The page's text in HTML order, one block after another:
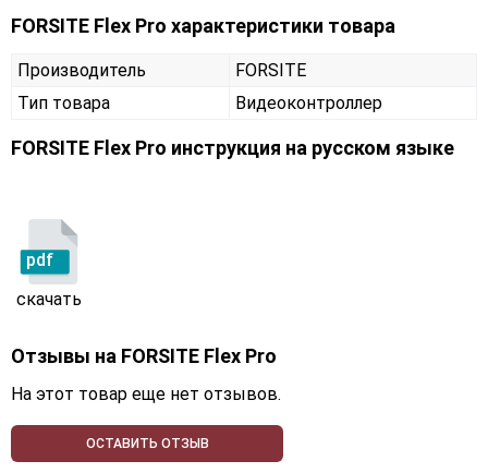
FORSITE Flex Pro характеристики товара
Производитель
FORSITE
Тип товара
Видеоконтроллер
FORSITE Flex Pro инструкция на русском языке
pdf
скачать
Отзывы на FORSITE Flex Pro
На этот товар еще нет отзывов.
ОСТАВИТЬ ОТЗЫВ